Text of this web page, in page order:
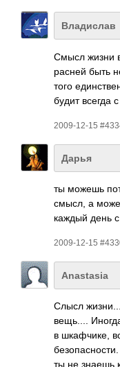
Владислав
Смысл жизни
расней быть
того
будит всегда
2009-12-15
Дарья
ты можешь
смысл, а
каждый день
2009-12-15
Anastasia
Слысл
вещь....
в шкафчике,
ты не знаешь